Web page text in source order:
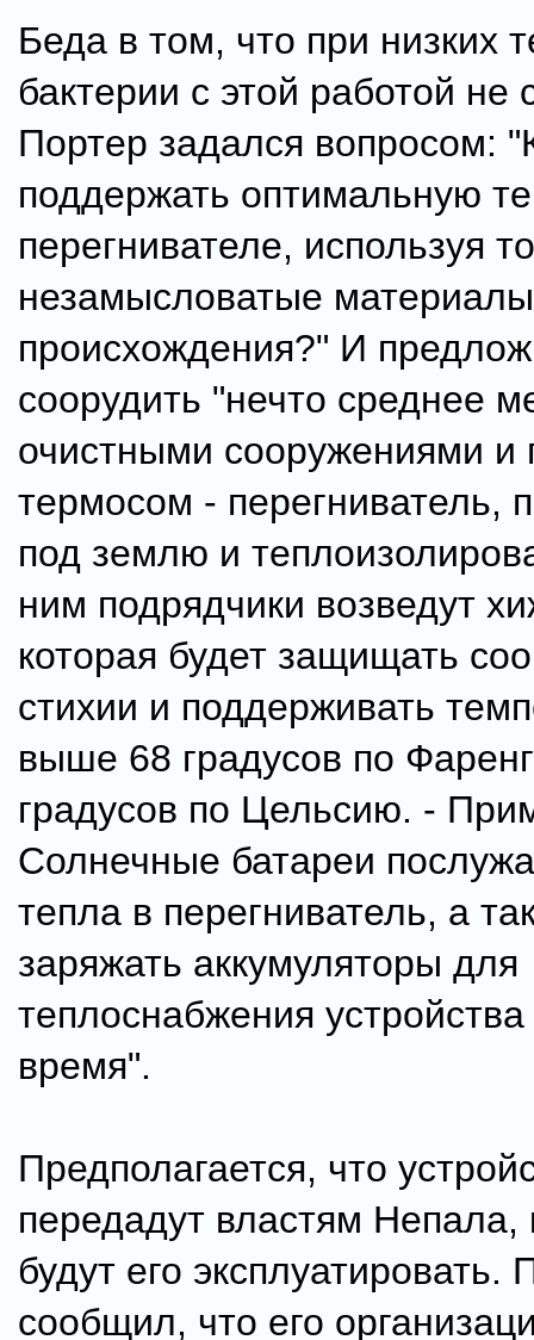
Беда в том, что при низких
бактерии с этой работой не
Портер задался вопросом:
поддержать оптимальную
перегнивателе, используя
незамысловатые
происхождения?" И
соорудить "нечто среднее
очистными сооружениями и
термосом - перегниватель,
под землю и
ним подрядчики возведут
которая будет защищать
стихии и поддерживать
выше 68 градусов по
градусов по Цельсию. -
Солнечные батареи
тепла в перегниватель, а
заряжать аккумуляторы для
теплоснабжения
время".
Предполагается, что
передадут властям Непала,
будут его эксплуатировать.
сообщил, что его